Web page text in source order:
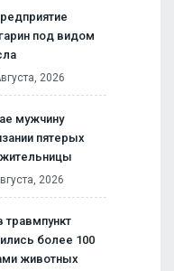
под видом
2026
мужчину
пятерых
2026
травмпункт
более 100
животных